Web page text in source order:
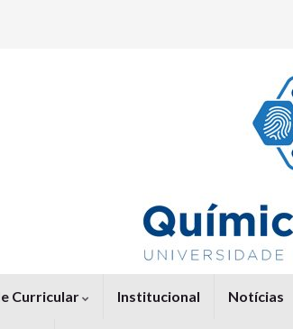
Curricular Institucional Notícias